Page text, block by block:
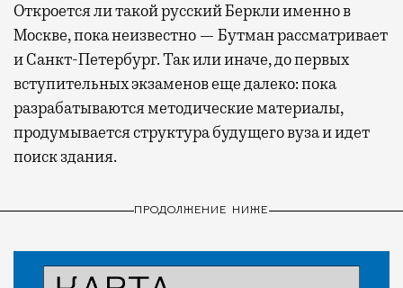
Откроется ли такой русский Беркли именно в
Москве, пока неизвестно — Бутман рассматривает
и Санкт-Петербург. Так или иначе, до первых
вступительных экзаменов еще далеко: пока
разрабатываются методические материалы,
продумывается структура будущего вуза и идет
поиск здания.
ПРОДОЛЖЕНИЕ НИЖЕ